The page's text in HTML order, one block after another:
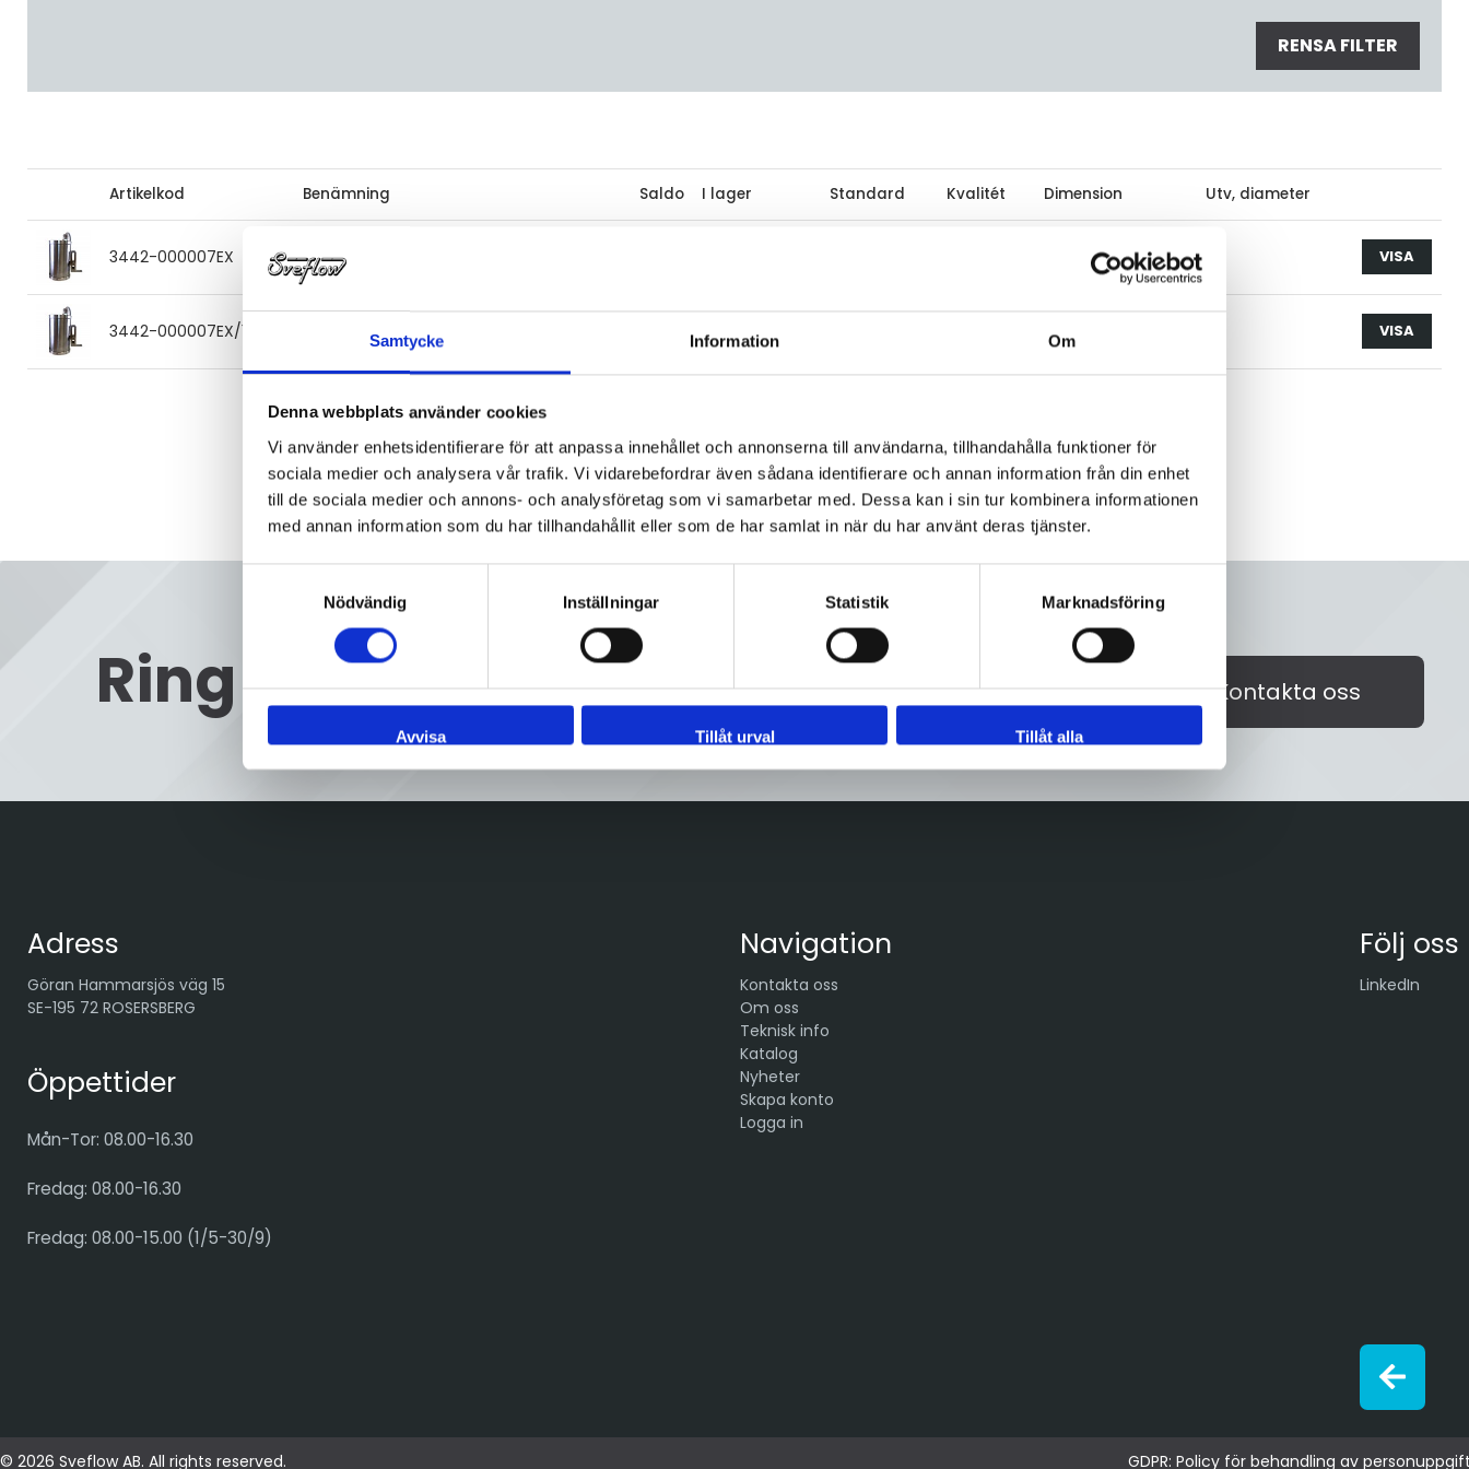
Samtycke Information Om
Denna webbplats använder cookies
Vi använder enhetsidentifierare för att anpassa innehållet och annonserna till användarna, tillhandahålla funktioner för
sociala medier och analysera vår trafik. Vi vidarebefordrar även sådana identifierare och annan information från din enhet
till de sociala medier och annons- och analysföretag som vi samarbetar med. Dessa kan i sin tur kombinera informationen
med annan information som du har tillhandahållit eller som de har samlat in när du har använt deras tjänster.
Nödvändig
Inställningar Statistik Marknadsföring
Avvisa Tillåt urval Tillåt alla
RENSA FILTER
Artikelkod Benämning Saldo I lager Standard Kvalitét Dimension Utv, diameter
3442-000007EX
"spot" 230V AC inkl. fäste ''Sch''
st VISA
3442-000007EX/1
Belysning EdelEX PowerLED 7W
"flood" 230V AC inkl. fäste ''Sch''
I lager VISA
Ring oss 08 - 92 80 80
Tveka inte att kontakta oss på
Sveflow, du är alltid välkommen!
Kontakta oss
Adress
Göran Hammarsjös väg 15
SE-195 72 ROSERSBERG
Öppettider
Mån-Tor: 08.00-16.30
Fredag: 08.00-16.30
Fredag: 08.00-15.00 (1/5-30/9)
Navigation
Kontakta oss
Om oss
Teknisk info
Katalog
Nyheter
Skapa konto
Logga in
Följ oss
LinkedIn
© 2026 Sveflow AB. All rights reserved. GDPR: Policy för behandling av